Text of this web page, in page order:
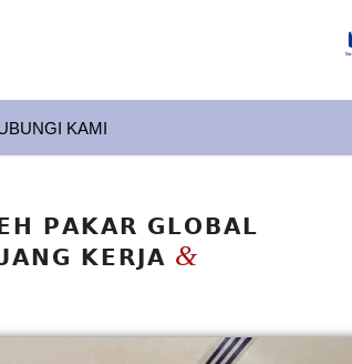
KAMI
𝗣𝗔𝗞𝗔𝗥 𝗚𝗟𝗢𝗕𝗔𝗟
𝗞𝗘𝗥𝗝𝗔 &